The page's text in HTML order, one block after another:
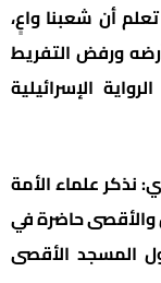
أن شعبنا واعٍ،
ورفض التفريط
الإسرائيلية
علماء الأمة
حاضرة في
المسجد الأقصى